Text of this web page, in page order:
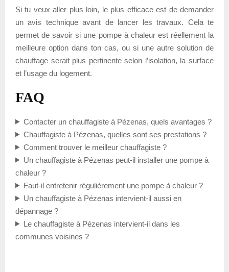
Si tu veux aller plus loin, le plus efficace est de demander
un avis technique avant de lancer les travaux. Cela te
permet de savoir si une pompe à chaleur est réellement la
meilleure option dans ton cas, ou si une autre solution de
chauffage serait plus pertinente selon l’isolation, la surface
et l’usage du logement.
FAQ
Contacter un chauffagiste à Pézenas, quels avantages ?
Chauffagiste à Pézenas, quelles sont ses prestations ?
Comment trouver le meilleur chauffagiste ?
Un chauffagiste à Pézenas peut-il installer une pompe à
chaleur ?
Faut-il entretenir régulièrement une pompe à chaleur ?
Un chauffagiste à Pézenas intervient-il aussi en
dépannage ?
Le chauffagiste à Pézenas intervient-il dans les
communes voisines ?